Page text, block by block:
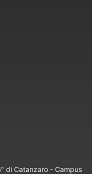
di Catanzaro - Campus